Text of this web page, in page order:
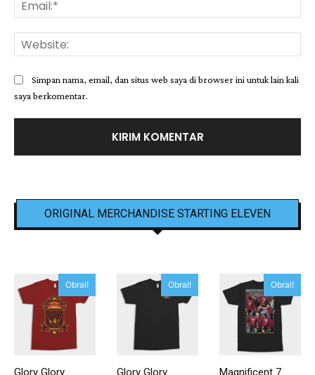
Simpan nama, email, dan situs web saya di browser ini untuk lain kali
saya berkomentar.
ORIGINAL MERCHANDISE STARTING ELEVEN
Obral!
Glory Glory
Obral!
Glory Glory
Obral!
Magnificent 7